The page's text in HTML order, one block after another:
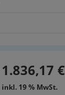
1.836,17 €
inkl. 19 % MwSt.